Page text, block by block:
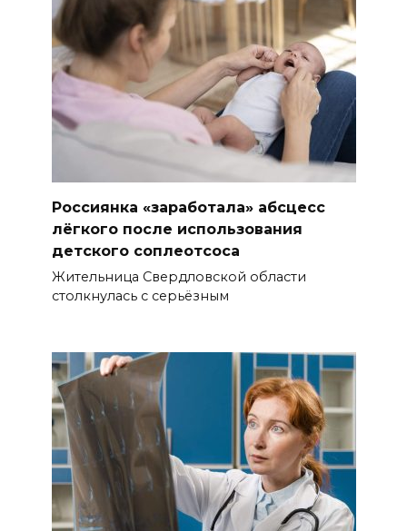
Россиянка «заработала» абсцесс
лёгкого после использования
детского соплеотсоса
Жительница Свердловской области
столкнулась с серьёзным